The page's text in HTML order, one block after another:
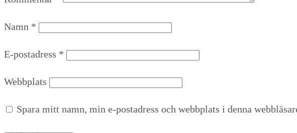
Namn *
E-postadress *
Webbplats
Spara mitt namn, min e-postadress och webbplats i denna